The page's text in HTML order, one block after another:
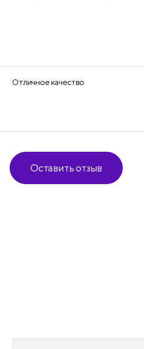
Отличное качество
Оставить отзыв